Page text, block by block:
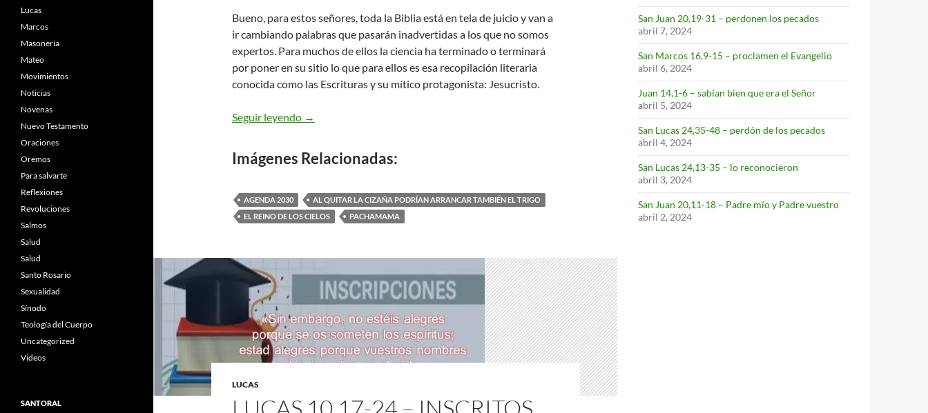
Bueno, para estos señores, toda la Biblia está en tela de juicio y van a
ir cambiando palabras que pasarán inadvertidas a los que no somos
expertos. Para muchos de ellos la ciencia ha terminado o terminará
por poner en su sitio lo que para ellos es esa recopilación literaria
conocida como las Escrituras y su mítico protagonista: Jesucristo.
Seguir leyendo Lucas 17,20-25 – Reino de Dios
→
Imágenes Relacionadas:
AGENDA 2030
AL QUITAR LA CIZAÑA PODRÍAN ARRANCAR TAMBIÉN EL TRIGO
EL REINO DE LOS CIELOS
PACHAMAMA
LUCAS
San Juan 20,19-31 – perdonen los pecados
abril 7, 2024
San Marcos 16,9-15 – proclamen el Evangelio
abril 6, 2024
Juan 14,1-6 – sabían bien que era el Señor
abril 5, 2024
San Lucas 24,35-48 – perdón de los pecados
abril 4, 2024
San Lucas 24,13-35 – lo reconocieron
abril 3, 2024
San Juan 20,11-18 – Padre mío y Padre vuestro
abril 2, 2024
Lucas
Marcos
Masonería
Mateo
Movimientos
Noticias
Novenas
Nuevo Testamento
Oraciones
Oremos
Para salvarte
Reflexiones
Revoluciones
Salmos
Salud
Salud
Santo Rosario
Sexualidad
Sínodo
Teología del Cuerpo
Uncategorized
Videos
SANTORAL